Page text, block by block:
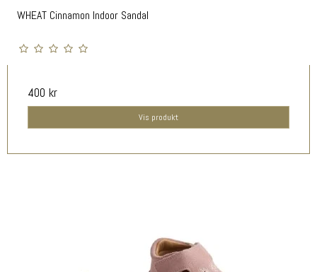
WHEAT Cinnamon Indoor Sandal
400 kr
Vis produkt